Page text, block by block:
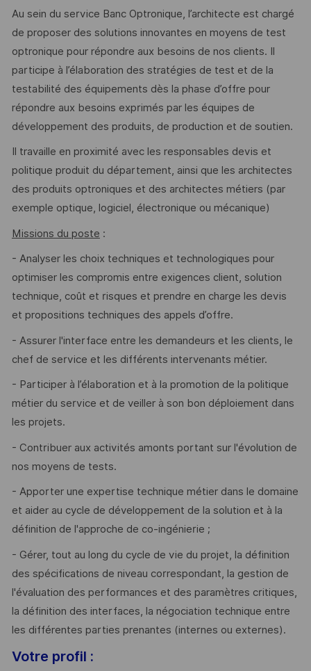
Au sein du service Banc Optronique, l’architecte est chargé
de proposer des solutions innovantes en moyens de test
optronique pour répondre aux besoins de nos clients. Il
participe à l’élaboration des stratégies de test et de la
testabilité des équipements dès la phase d’offre pour
répondre aux besoins exprimés par les équipes de
développement des produits, de production et de soutien.
Il travaille en proximité avec les responsables devis et
politique produit du département, ainsi que les architectes
des produits optroniques et des architectes métiers (par
exemple optique, logiciel, électronique ou mécanique)
Missions du poste :
- Analyser les choix techniques et technologiques pour
optimiser les compromis entre exigences client, solution
technique, coût et risques et prendre en charge les devis
et propositions techniques des appels d’offre.
- Assurer l'interface entre les demandeurs et les clients, le
chef de service et les différents intervenants métier.
- Participer à l’élaboration et à la promotion de la politique
métier du service et de veiller à son bon déploiement dans
les projets.
- Contribuer aux activités amonts portant sur l'évolution de
nos moyens de tests.
- Apporter une expertise technique métier dans le domaine
et aider au cycle de développement de la solution et à la
définition de l'approche de co-ingénierie ;
- Gérer, tout au long du cycle de vie du projet, la définition
des spécifications de niveau correspondant, la gestion de
l'évaluation des performances et des paramètres critiques,
la définition des interfaces, la négociation technique entre
les différentes parties prenantes (internes ou externes).
Votre profil :